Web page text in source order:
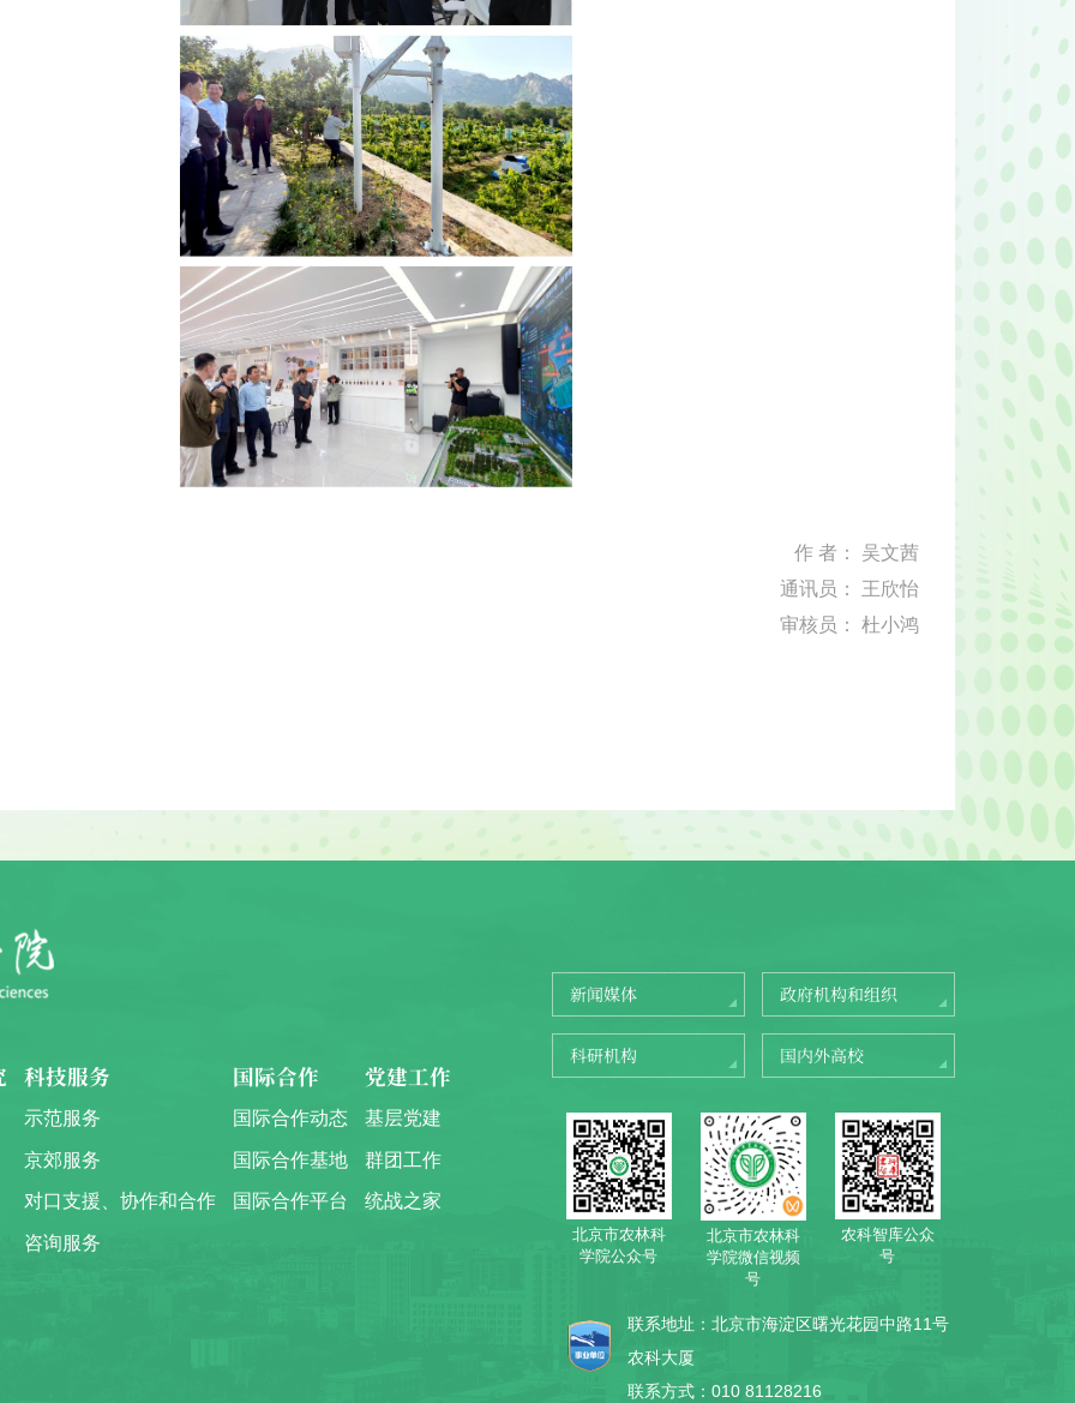
作 者： 吴文茜
通讯员： 王欣怡
审核员： 杜小鸿
科技服务
示范服务
京郊服务
对口支援、协作和合作
咨询服务
国际合作
国际合作动态
国际合作基地
国际合作平台
党建工作
基层党建
群团工作
统战之家
新闻媒体 政府机构和组织
科研机构 国内外高校
北京市农林科
学院公众号
北京市农林科
学院微信视频
号
农科智库公众
号
联系地址：北京市海淀区曙光花园中路11号
农科大厦
联系方式：010 81128216